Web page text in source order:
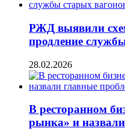
РЖД выявили
продление
28.02.2026
В ресторанном
рынка» и